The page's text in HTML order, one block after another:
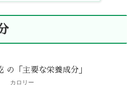
の「主要な栄養成分」